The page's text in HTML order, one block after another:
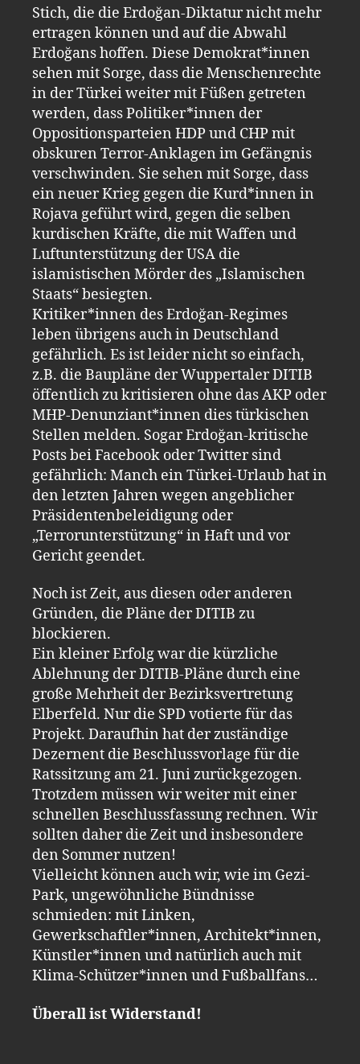
Stich, die die Erdoğan-Diktatur nicht mehr
ertragen können und auf die Abwahl
Erdoğans hoffen. Diese Demokrat*innen
sehen mit Sorge, dass die Menschenrechte
in der Türkei weiter mit Füßen getreten
werden, dass Politiker*innen der
Oppositionsparteien HDP und CHP mit
obskuren Terror-Anklagen im Gefängnis
verschwinden. Sie sehen mit Sorge, dass
ein neuer Krieg gegen die Kurd*innen in
Rojava geführt wird, gegen die selben
kurdischen Kräfte, die mit Waffen und
Luftunterstützung der USA die
islamistischen Mörder des „Islamischen
Staats“ besiegten.
Kritiker*innen des Erdoğan-Regimes
leben übrigens auch in Deutschland
gefährlich. Es ist leider nicht so einfach,
z.B. die Baupläne der Wuppertaler DITIB
öffentlich zu kritisieren ohne das AKP oder
MHP-Denunziant*innen dies türkischen
Stellen melden. Sogar Erdoğan-kritische
Posts bei Facebook oder Twitter sind
gefährlich: Manch ein Türkei-Urlaub hat in
den letzten Jahren wegen angeblicher
Präsidentenbeleidigung oder
„Terrorunterstützung“ in Haft und vor
Gericht geendet.
Noch ist Zeit, aus diesen oder anderen
Gründen, die Pläne der DITIB zu
blockieren.
Ein kleiner Erfolg war die kürzliche
Ablehnung der DITIB-Pläne durch eine
große Mehrheit der Bezirksvertretung
Elberfeld. Nur die SPD votierte für das
Projekt. Daraufhin hat der zuständige
Dezernent die Beschlussvorlage für die
Ratssitzung am 21. Juni zurückgezogen.
Trotzdem müssen wir weiter mit einer
schnellen Beschlussfassung rechnen. Wir
sollten daher die Zeit und insbesondere
den Sommer nutzen!
Vielleicht können auch wir, wie im Gezi-
Park, ungewöhnliche Bündnisse
schmieden: mit Linken,
Gewerkschaftler*innen, Architekt*innen,
Künstler*innen und natürlich auch mit
Klima-Schützer*innen und Fußballfans…
Überall ist Widerstand!